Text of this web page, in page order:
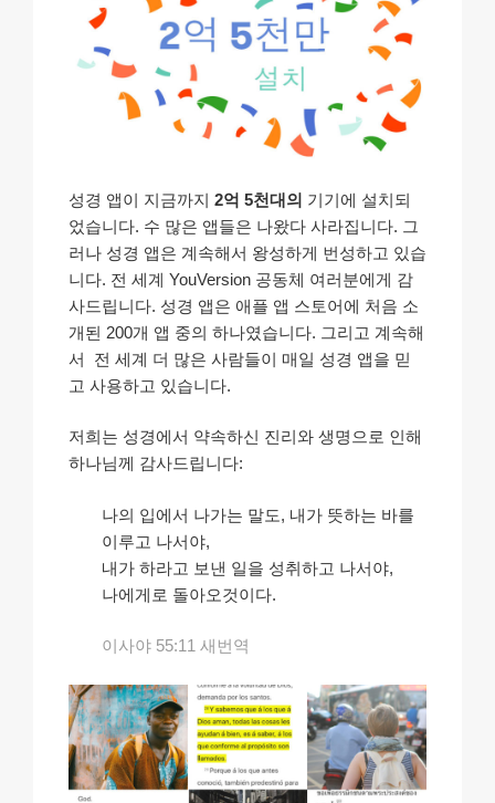
성경 앱이 지금까지 2억 5천대의 기기에 설치되
었습니다. 수 많은 앱들은 나왔다 사라집니다. 그
러나 성경 앱은 계속해서 왕성하게 번성하고 있습
니다. 전 세계 YouVersion 공동체 여러분에게 감
사드립니다. 성경 앱은 애플 앱 스토어에 처음 소
개된 200개 앱 중의 하나였습니다. 그리고 계속해
서 전 세계 더 많은 사람들이 매일 성경 앱을 믿
고 사용하고 있습니다.
저희는 성경에서 약속하신 진리와 생명으로 인해
하나님께 감사드립니다:
나의 입에서 나가는 말도, 내가 뜻하는 바를
이루고 나서야,
내가 하라고 보낸 일을 성취하고 나서야,
나에게로 돌아오것이다.
이사야 55:11 새번역